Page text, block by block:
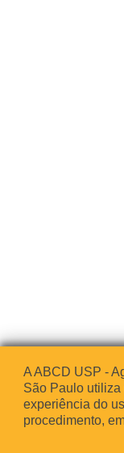
A ABCD USP -
São Paulo utiliza
experiência do
procedimento,